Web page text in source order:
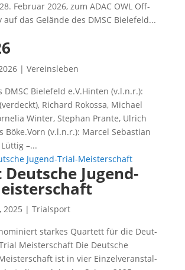
Febru­ar 2026, zum ADAC OWL Off­
auf das Gelän­de des DMSC Bie­le­feld...
| Vereinsleben
DMSC Bie­le­feld e.V.Hinten (v.l.n.r.):
Richard Rokos­sa, Micha­el
Win­ter, Ste­phan Pran­te, Ulrich
Böke.Vorn (v.l.n.r.): Mar­cel Sebas­ti­an
–...
Jugend-
2025 | Trialsport
nomi­niert star­kes Quar­tett für die Deut­
Meisterschaft Die Deut­sche
ist in vier Ein­zel­ver­an­stal­